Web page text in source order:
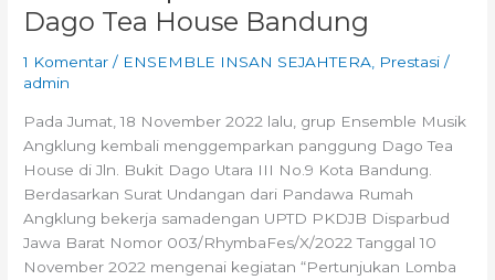
Dago Tea House Bandung
1 Komentar / ENSEMBLE INSAN SEJAHTERA, Prestasi /
admin
Pada Jumat, 18 November 2022 lalu, grup Ensemble Musik
Angklung kembali menggemparkan panggung Dago Tea
House di Jln. Bukit Dago Utara III No.9 Kota Bandung.
Berdasarkan Surat Undangan dari Pandawa Rumah
Angklung bekerja samadengan UPTD PKDJB Disparbud
Jawa Barat Nomor 003/RhymbaFes/X/2022 Tanggal 10
November 2022 mengenai kegiatan “Pertunjukan Lomba